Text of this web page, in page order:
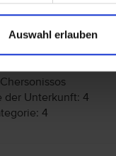
Auswahl erlauben
der Unterkunft: 4
4